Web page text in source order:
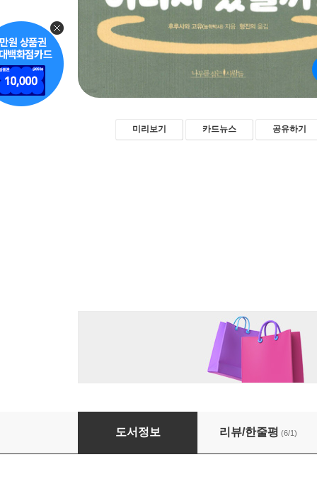
미리보기 카드뉴스 공유하기
저 많은 돼지고기는 어디서 왔을까?
도서정보 리뷰/한줄평 (6/1)